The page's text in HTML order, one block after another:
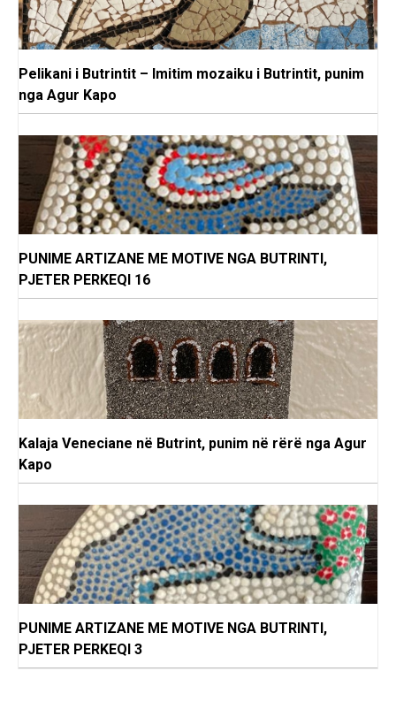
Pelikani i Butrintit – Imitim mozaiku i Butrintit, punim
nga Agur Kapo
PUNIME ARTIZANE ME MOTIVE NGA BUTRINTI,
PJETER PERKEQI 16
Kalaja Veneciane në Butrint, punim në rërë nga Agur
Kapo
PUNIME ARTIZANE ME MOTIVE NGA BUTRINTI,
PJETER PERKEQI 3